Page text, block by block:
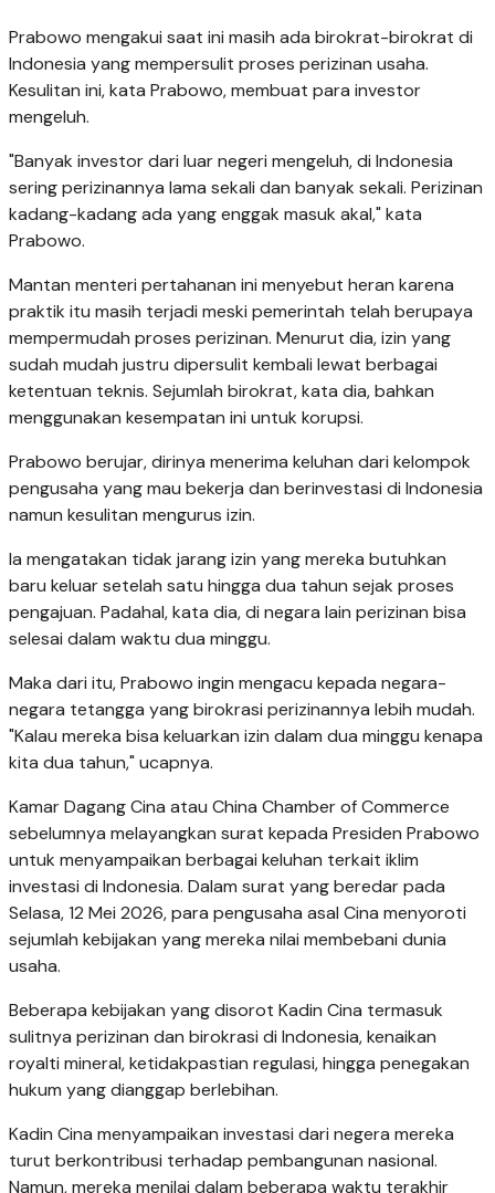
Prabowo mengakui saat ini masih ada birokrat-birokrat di
Indonesia yang mempersulit proses perizinan usaha.
Kesulitan ini, kata Prabowo, membuat para investor
mengeluh.
"Banyak investor dari luar negeri mengeluh, di Indonesia
sering perizinannya lama sekali dan banyak sekali. Perizinan
kadang-kadang ada yang enggak masuk akal," kata
Prabowo.
Mantan menteri pertahanan ini menyebut heran karena
praktik itu masih terjadi meski pemerintah telah berupaya
mempermudah proses perizinan. Menurut dia, izin yang
sudah mudah justru dipersulit kembali lewat berbagai
ketentuan teknis. Sejumlah birokrat, kata dia, bahkan
menggunakan kesempatan ini untuk korupsi.
Prabowo berujar, dirinya menerima keluhan dari kelompok
pengusaha yang mau bekerja dan berinvestasi di Indonesia
namun kesulitan mengurus izin.
Ia mengatakan tidak jarang izin yang mereka butuhkan
baru keluar setelah satu hingga dua tahun sejak proses
pengajuan. Padahal, kata dia, di negara lain perizinan bisa
selesai dalam waktu dua minggu.
Maka dari itu, Prabowo ingin mengacu kepada negara-
negara tetangga yang birokrasi perizinannya lebih mudah.
"Kalau mereka bisa keluarkan izin dalam dua minggu kenapa
kita dua tahun," ucapnya.
Kamar Dagang Cina atau China Chamber of Commerce
sebelumnya melayangkan surat kepada Presiden Prabowo
untuk menyampaikan berbagai keluhan terkait iklim
investasi di Indonesia. Dalam surat yang beredar pada
Selasa, 12 Mei 2026, para pengusaha asal Cina menyoroti
sejumlah kebijakan yang mereka nilai membebani dunia
usaha.
Beberapa kebijakan yang disorot Kadin Cina termasuk
sulitnya perizinan dan birokrasi di Indonesia, kenaikan
royalti mineral, ketidakpastian regulasi, hingga penegakan
hukum yang dianggap berlebihan.
Kadin Cina menyampaikan investasi dari negera mereka
turut berkontribusi terhadap pembangunan nasional.
Namun, mereka menilai dalam beberapa waktu terakhir